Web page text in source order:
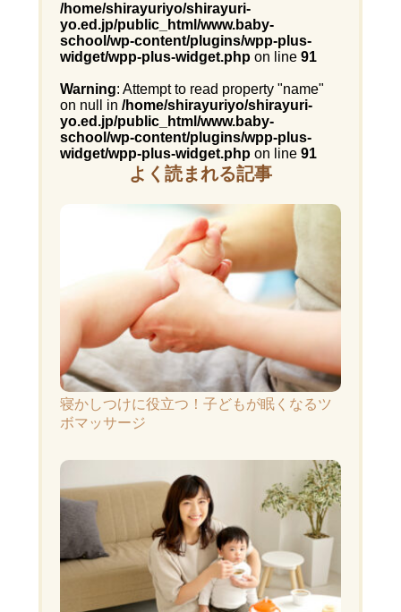
/home/shirayuriyo/shirayuri-
yo.ed.jp/public_html/www.baby-
school/wp-content/plugins/wpp-plus-
widget/wpp-plus-widget.phpon line 91
Warning: Attempt to read property "name"
on null in /home/shirayuriyo/shirayuri-
yo.ed.jp/public_html/www.baby-
school/wp-content/plugins/wpp-plus-
widget/wpp-plus-widget.phpon line 91
よく読まれる記事
寝かしつけに役立つ！子どもが眠くなるツ
ボマッサージ